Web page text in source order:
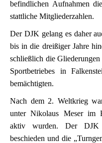
befindlichen Aufnahmen
stattliche Mitgliederzahlen.
Der DJK gelang es daher
bis in die dreißiger Jahre
schließlich die Gliederungen
Sportbetriebes in
bemächtigten.
Nach dem 2. Weltkrieg
unter Nikolaus Meser im
aktiv wurden. Der DJK
beschieden und die